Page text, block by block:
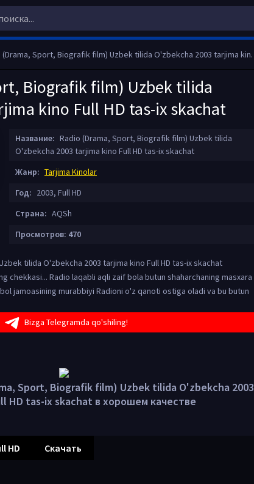
Sport, Biografik film) Uzbek tilida O'zbekcha 2003 tarjima kino Full HD tas-ix skachat
Biografik film) Uzbek tilida
kino Full HD tas-ix skachat
Название: Radio (Drama, Sport, Biografik film) Uzbek tilida
O'zbekcha 2003 tarjima kino Full HD tas-ix skachat
Жанр: Tarjima Kinolar
Год: 2003, Full HD
Страна: AQSh
Просмотров: 470
tilida O'zbekcha 2003 tarjima kino Full HD tas-ix skachat
chekkasi... Radio laqabli aqli zaif bola butun shaharchaning masxara
jamoasining murabbiyi Radioni o'z qanoti ostiga oladi va bu butun
Bizga Telegramda qo'shiling!
Sport, Biografik film) Uzbek tilida O'zbekcha 2003
HD tas-ix skachat в хорошем качестве
HD Скачать